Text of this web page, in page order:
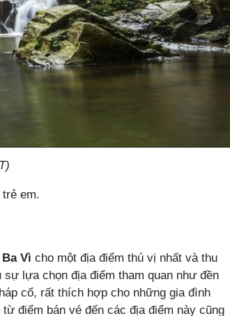
em.
Vì cho một địa điểm thú vị nhất và thu
lựa chọn địa điểm tham quan như đền
cổ, rất thích hợp cho những gia đình
điểm bán vé đến các địa điểm này cũng